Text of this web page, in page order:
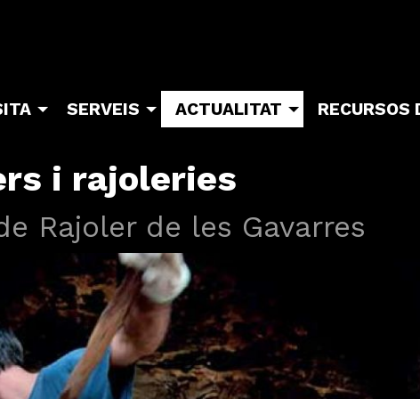
SERVEIS ACTUALITAT RECURSOS
i rajoleries
Rajoler de les Gavarres